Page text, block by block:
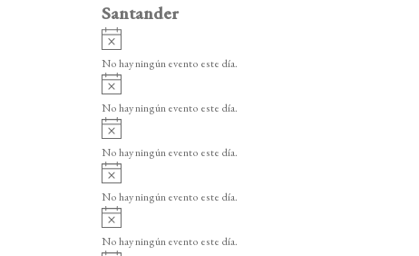
Santander
A
v
i
o
No hay ningún evento este día.
A
v
i
o
No hay ningún evento este día.
v
i
o
No hay ningún evento este día.
v
i
o
No hay ningún evento este día.
v
i
No hay ningún evento este día.